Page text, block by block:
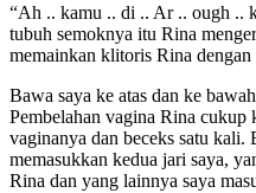
“Ah .. kamu .. di .. Ar .. ough ..
tubuh semoknya itu Rina
memainkan klitoris Rina
Bawa saya ke atas dan ke
Pembelahan vagina Rina cukup
vaginanya dan beceks satu kali.
memasukkan kedua jari saya,
Rina dan yang lainnya saya